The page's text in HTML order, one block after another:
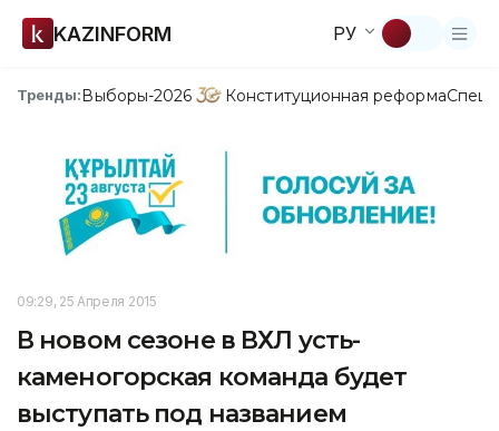
KAZINFORM РУ
Тренды:Выборы-2026 Конституционная реформа
09:29, 25 Апреля 2015
В новом сезоне в ВХЛ усть-
каменогорская команда будет
выступать под названием